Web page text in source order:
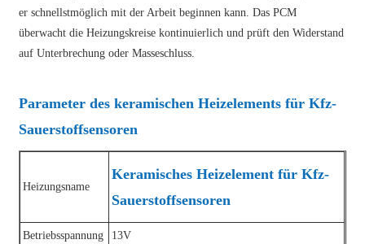
er schnellstmöglich mit der Arbeit beginnen kann. Das PCM
überwacht die Heizungskreise kontinuierlich und prüft den Widerstand
auf Unterbrechung oder Masseschluss.
Parameter des keramischen Heizelements für Kfz-
Sauerstoffsensoren
Heizungsname
Keramisches Heizelement für Kfz-
Sauerstoffsensoren
Betriebsspannung 13V